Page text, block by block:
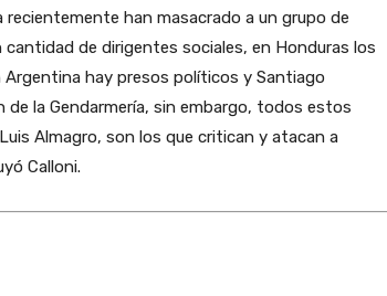
han masacrado a un grupo de
de dirigentes sociales, en Honduras los
hay presos políticos y Santiago
la Gendarmería, sin embargo, todos estos
Almagro, son los que critican y atacan a
Calloni.